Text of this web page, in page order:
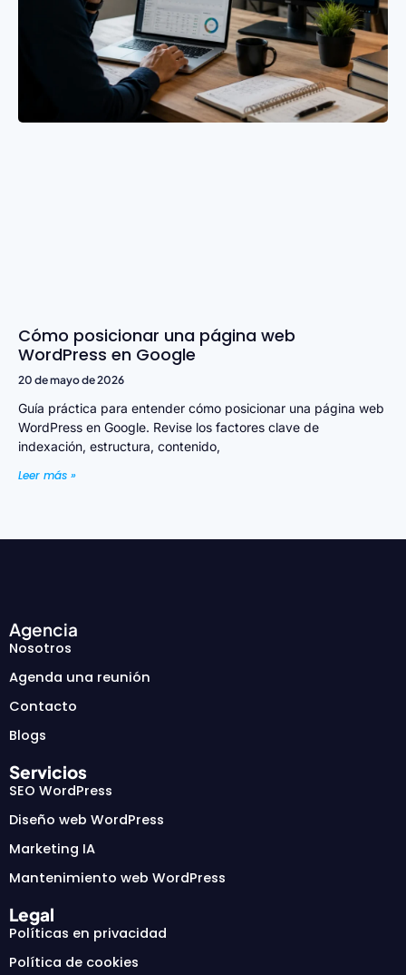
Cómo posicionar una página web
WordPress en Google
20 de mayo de 2026
Guía práctica para entender cómo posicionar una página web
WordPress en Google. Revise los factores clave de
indexación, estructura, contenido,
Leer más »
Agencia
Nosotros
Agenda una reunión
Contacto
Blogs
Servicios
SEO WordPress
Diseño web WordPress
Marketing IA
Mantenimiento web WordPress
Legal
Políticas en privacidad
Política de cookies